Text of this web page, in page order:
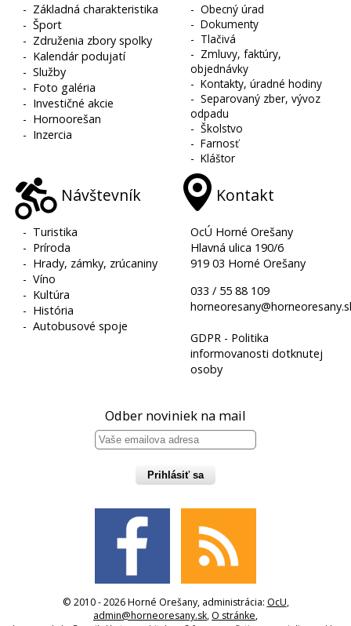
- Základná charakteristika
-Šport
- Združenia zbory spolky
- Kalendár podujatí
-Služby
- Foto galéria
- Investičné akcie
- Hornoorešan
- Inzercia
-Obecný úrad
-Dokumenty
- Tlačivá
- Zmluvy, faktúry,
objednávky
-Kontakty, úradné hodiny
-Separovaný zber, vývoz
odpadu
-Školstvo
-Farnosť
-Kláštor
Návštevník
- Turistika
- Príroda
- Hrady, zámky, zrúcaniny
-Víno
- Kultúra
- História
-Autobusové spoje
Kontakt
OcÚ Horné Orešany
Hlavná ulica 190/6
919 03 Horné Orešany
033 / 55 88 109
GDPR - Politika
informovanosti dotknutej
osoby
Odber noviniek na mail
Prihlásiť sa
© 2010 - 2026 Horné Orešany, administrácia: OcU,
admin@horneoresany.sk, O stránke,